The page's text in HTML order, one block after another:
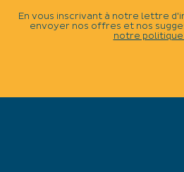
En vous inscrivant à notre lettre
envoyer nos offres et nos
notre